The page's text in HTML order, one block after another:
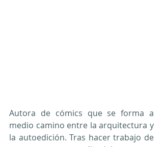
Autora de cómics que se forma a
medio camino entre la arquitectura y
la autoedición. Tras hacer trabajo de